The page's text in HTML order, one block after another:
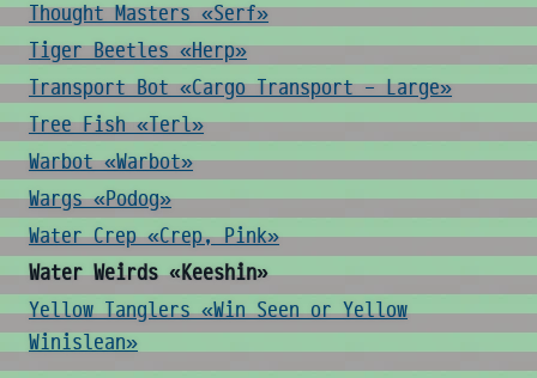
Thought Masters «Serf»
Tiger Beetles «Herp»
Transport Bot «Cargo Transport - Large»
Tree Fish «Terl»
Warbot «Warbot»
Wargs «Podog»
Water Crep «Crep, Pink»
Water Weirds «Keeshin»
Yellow Tanglers «Win Seen or Yellow
Winislean»